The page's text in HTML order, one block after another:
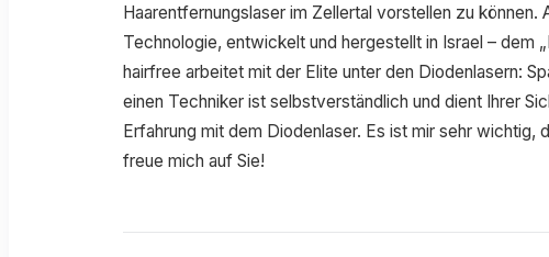
Haarentfernungslaser im Zellertal vorstellen zu
Technologie, entwickelt und hergestellt in Israel – dem
hairfree arbeitet mit der Elite unter den Diodenlasern:
einen Techniker ist selbstverständlich und dient Ihrer
Erfahrung mit dem Diodenlaser. Es ist mir sehr wichtig,
freue mich auf Sie!